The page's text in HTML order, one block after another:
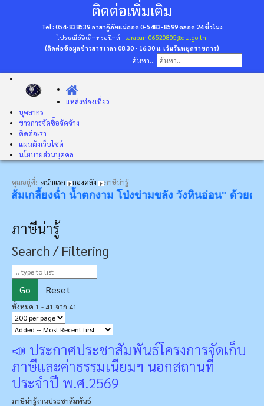
ติดต่อเพิ่มเติม
Tel : 054-838539 อาสากู้ภัยแม่ถอด 0-5483-8599ตลอด 24 ชั่วโมง
ไปรษณีย์อิเล็กทรอนิกส์ : saraban_06520805@dla.go.th
(ติดต่อข้อมูลข่าวสาร เวลา 08.30 - 16.30 น. เว้นวันหยุดราชการ)
ค้นหา...
แหล่งท่องเที่ยว
บุคลากร
ข่าวการจัดซื้อจัดจ้าง
ติดต่อเรา
แผนผังเว็บไซต์
นโยบายส่วนบุคคล
คุณอยู่ที่: หน้าแรก กองคลัง ภาษีน่ารู้
ำ น้ำตกงาม โป่งข่ามขลัง วังหินอ่อน" ด้วยความยินดียิ่ง"
ภาษีน่ารู้
Search / Filtering
Go Reset
ทั้งหมด 1 - 41 จาก 41
📣 ประกาศประชาสัมพันธ์โครงการจัดเก็บ
ภาษีและค่าธรรมเนียมฯ นอกสถานที่
ประจำปี พ.ศ.2569
ภาษีน่ารู้งานประชาสัมพันธ์